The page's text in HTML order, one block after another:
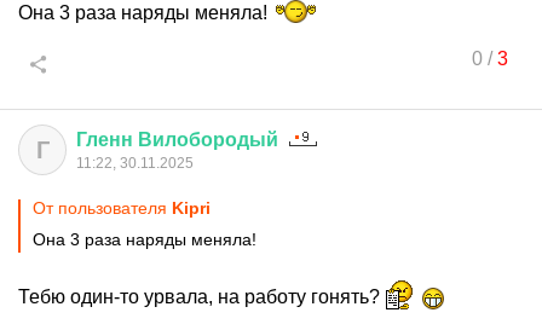
Она 3 раза наряды меняла!
0/3
Г Гленн Вилобородый
11:22, 30.11.2025
От пользователя Kipri
Она 3 раза наряды меняла!
Тебю один-то урвала, на работу гонять?